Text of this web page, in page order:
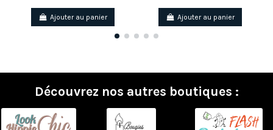
Ajouter au panier Ajouter au panier
Découvrez nos autres boutiques :